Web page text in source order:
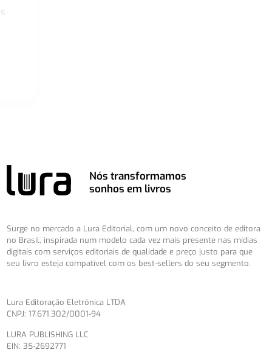
Nós transformamos
sonhos em livros
Surge no mercado a Lura Editorial, com um novo conceito de editora
no Brasil, inspirada num modelo cada vez mais presente nas mídias
digitais com serviços editoriais de qualidade e preço justo para que
seu livro esteja compatível com os best-sellers do seu segmento.
Lura Editoração Eletrônica LTDA
CNPJ: 17.671.302/0001-94
LURA PUBLISHING LLC
EIN: 35-2692771